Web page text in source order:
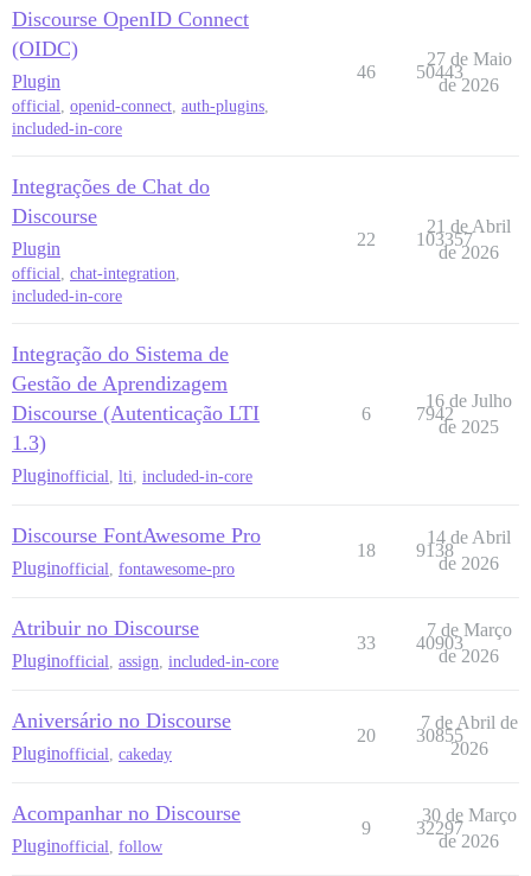
Discourse OpenID Connect
(OIDC)
Plugin
official, openid-connect, auth-plugins,
included-in-core
46 50443
27 de Maio
de 2026
Integrações de Chat do
Discourse
Plugin
official, chat-integration,
included-in-core
22 103357
21 de Abril
de 2026
Integração do Sistema de
Gestão de Aprendizagem
Discourse (Autenticação LTI
1.3)
Pluginofficial lti included-in-core
6 7942
16 de Julho
de 2025
Discourse FontAwesome Pro
Pluginofficial fontawesome-pro
18 9138
14 de Abril
de 2026
Atribuir no Discourse
Pluginofficial assign included-in-core
33 40903
7 de Março
de 2026
Aniversário no Discourse
Pluginofficial cakeday
20 30855
7 de Abril de
2026
Acompanhar no Discourse
Pluginofficial follow
9 32297
30 de Março
de 2026